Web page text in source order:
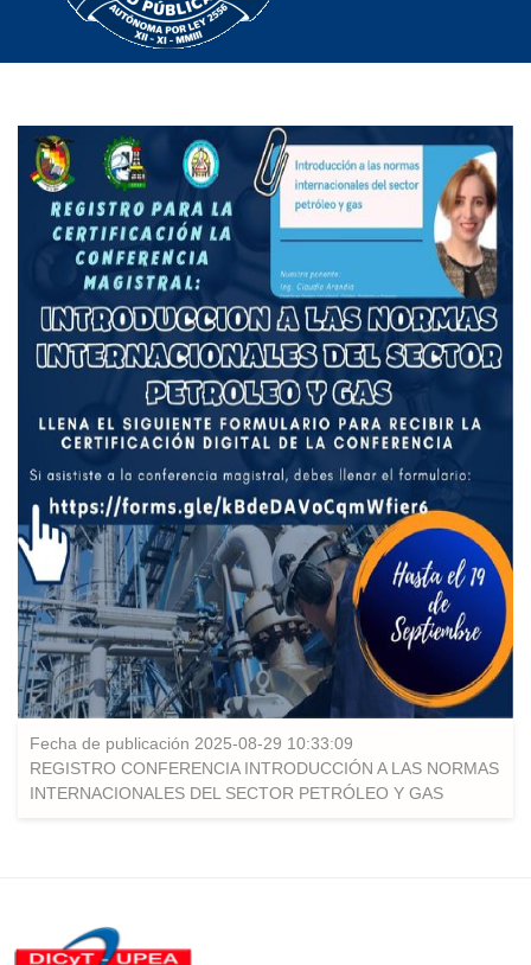
Fecha de publicación 2025-08-29 10:33:09
REGISTRO CONFERENCIA INTRODUCCIÓN A LAS NORMAS
INTERNACIONALES DEL SECTOR PETRÓLEO Y GAS